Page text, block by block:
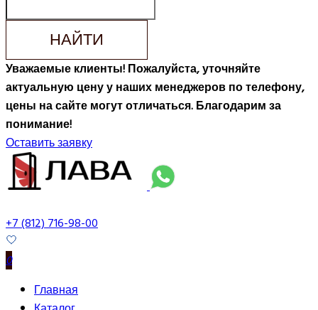
НАЙТИ
Уважаемые клиенты! Пожалуйста, уточняйте
актуальную цену у наших менеджеров по телефону,
цены на сайте могут отличаться. Благодарим за
понимание!
Оставить заявку
+7 (812) 716-98-00
0
Главная